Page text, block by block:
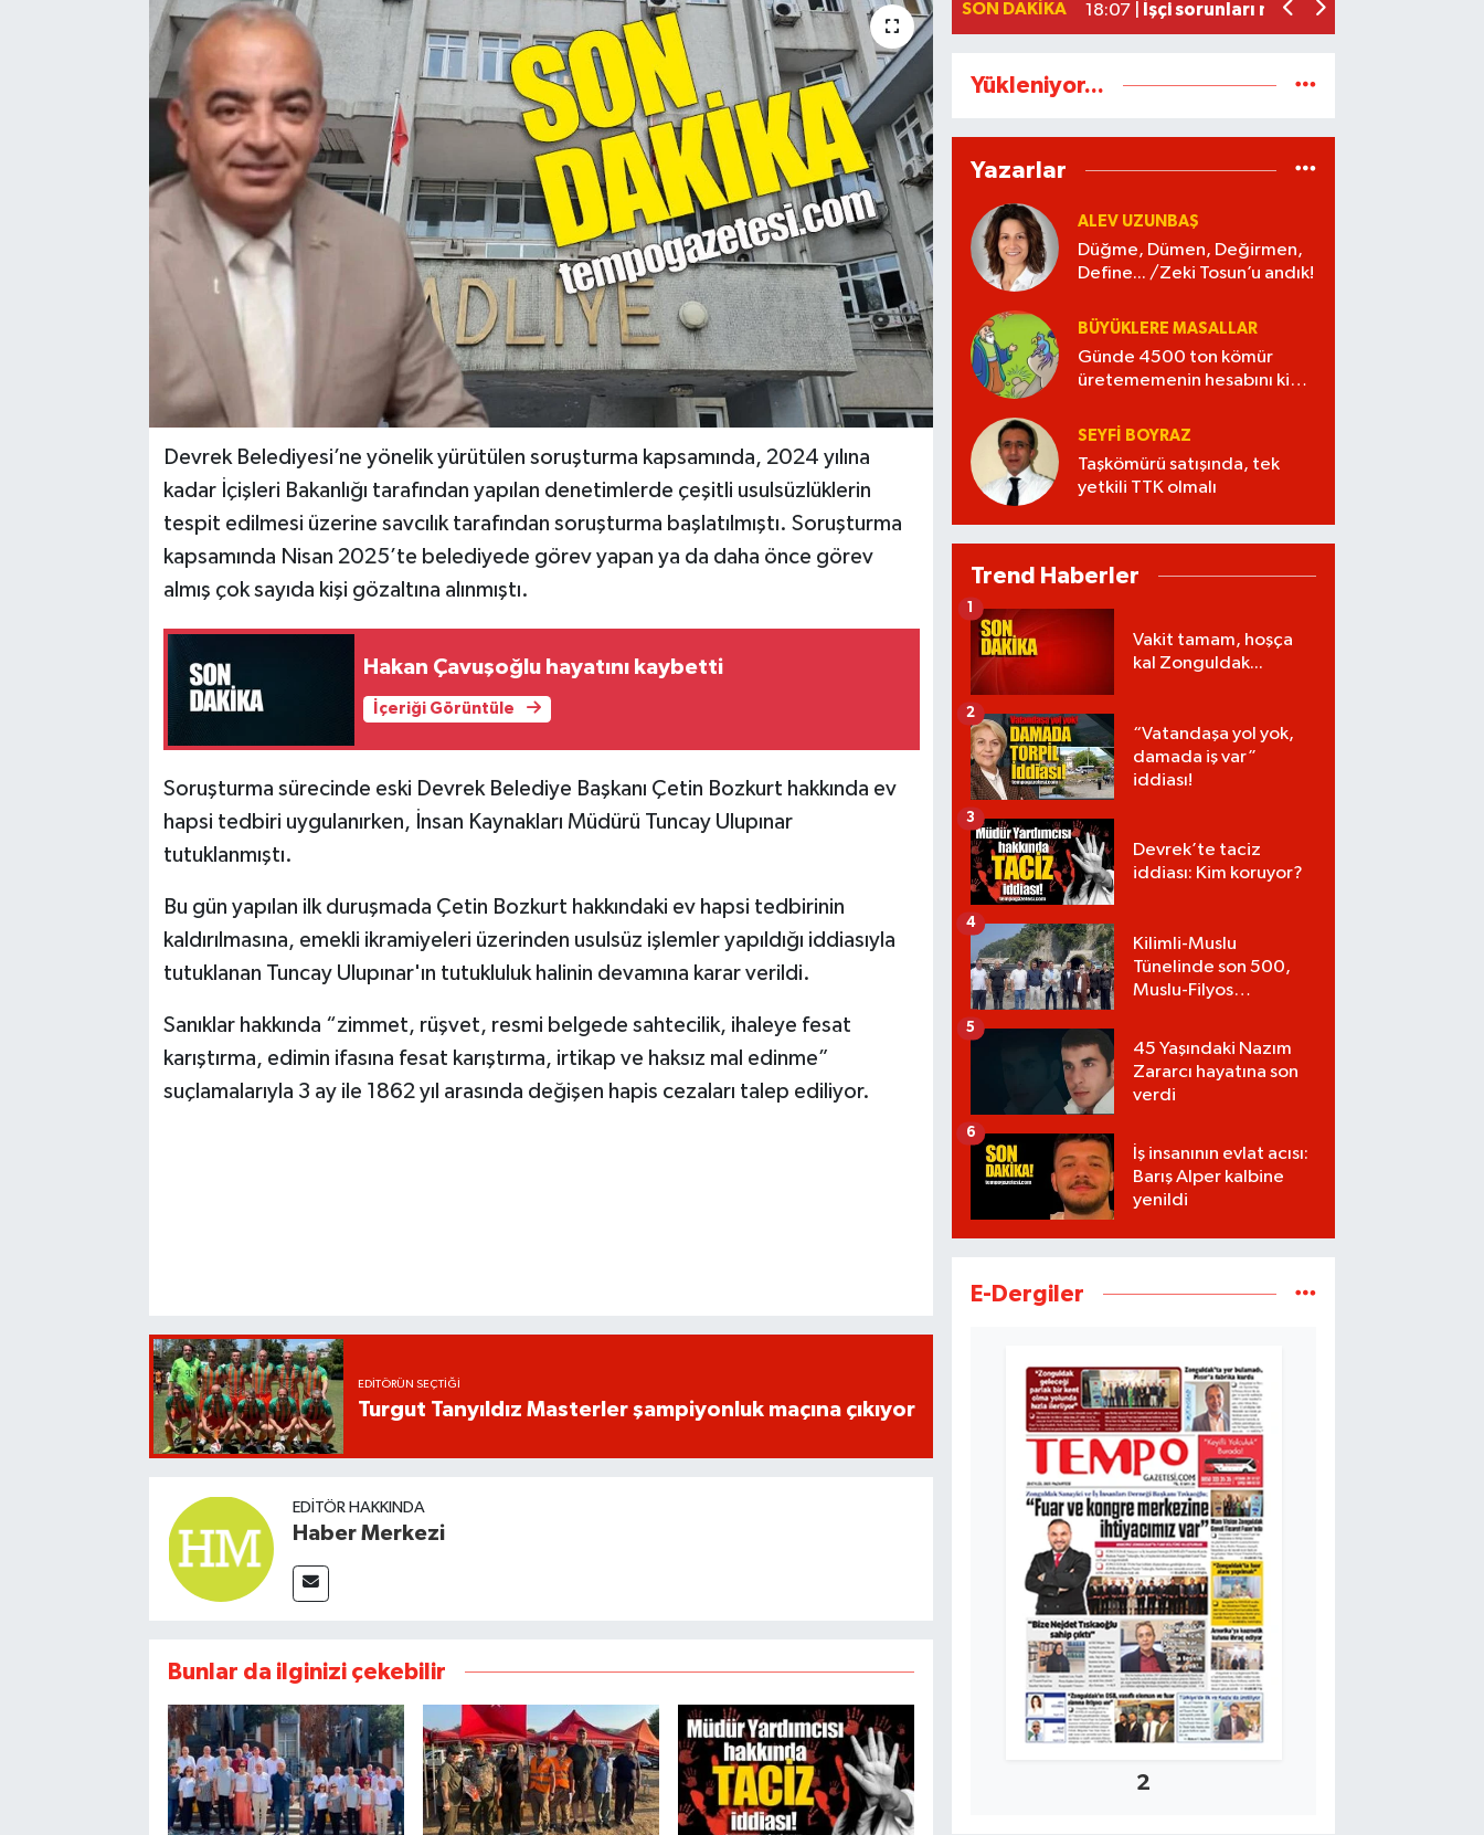
Devrek Belediyesi’ne yönelik yürütülen soruşturma kapsamında, 2024 yılına
kadar İçişleri Bakanlığı tarafından yapılan denetimlerde çeşitli usulsüzlüklerin
tespit edilmesi üzerine savcılık tarafından soruşturma başlatılmıştı. Soruşturma
kapsamında Nisan 2025’te belediyede görev yapan ya da daha önce görev
almış çok sayıda kişi gözaltına alınmıştı.
Hakan Çavuşoğlu hayatını kaybetti
İçeriği Görüntüle
Soruşturma sürecinde eski Devrek Belediye Başkanı Çetin Bozkurt hakkında ev
hapsi tedbiri uygulanırken, İnsan Kaynakları Müdürü Tuncay Ulupınar
tutuklanmıştı.
Bu gün yapılan ilk duruşmada Çetin Bozkurt hakkındaki ev hapsi tedbirinin
kaldırılmasına, emekli ikramiyeleri üzerinden usulsüz işlemler yapıldığı iddiasıyla
tutuklanan Tuncay Ulupınar'ın tutukluluk halinin devamına karar verildi.
Sanıklar hakkında “zimmet, rüşvet, resmi belgede sahtecilik, ihaleye fesat
karıştırma, edimin ifasına fesat karıştırma, irtikap ve haksız mal edinme”
suçlamalarıyla 3 ay ile 1862 yıl arasında değişen hapis cezaları talep ediliyor.
EDITÖRÜN SEÇTIĞI
Turgut Tanyıldız Masterler şampiyonluk maçına çıkıyor
EDITÖR HAKKINDA
Haber Merkezi
Bunlar da ilginizi çekebilir
SON DAKIKA
18:07 |
İşçi sorunları masaya yatırıldı
Yükleniyor...
Yazarlar
ALEV UZUNBAŞ
Düğme, Dümen, Değirmen,
Define... /Zeki Tosun’u andık!
BÜYÜKLERE MASALLAR
Günde 4500 ton kömür
üretememenin hesabını kim
SEYFI BOYRAZ
Taşkömürü satışında, tek
yetkili TTK olmalı
Trend Haberler
Vakit tamam, hoşça
kal Zonguldak...
1
“Vatandaşa yol yok,
damada iş var”
iddiası!
2
Devrek’te taciz
iddiası: Kim koruyor?
3
Kilimli-Muslu
Tünelinde son 500,
Muslu-Filyos
4
45 Yaşındaki Nazım
Zararcı hayatına son
verdi
5
İş insanının evlat acısı:
Barış Alper kalbine
yenildi
6
E-Dergiler
2
Zonguldak